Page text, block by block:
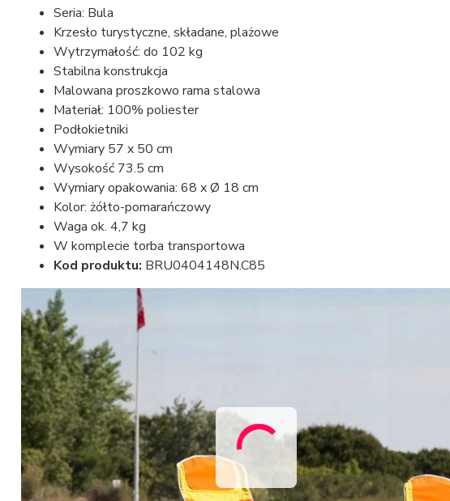
Seria: Bula
Krzesło turystyczne, składane, plażowe
Wytrzymałość: do 102 kg
Stabilna konstrukcja
Malowana proszkowo rama stalowa
Materiał: 100% poliester
Podłokietniki
Wymiary 57 x 50 cm
Wysokość 73.5 cm
Wymiary opakowania: 68 x Ø 18 cm
Kolor: żółto-pomarańczowy
Waga ok. 4,7 kg
W komplecie torba transportowa
Kod produktu: BRU0404148N.C85